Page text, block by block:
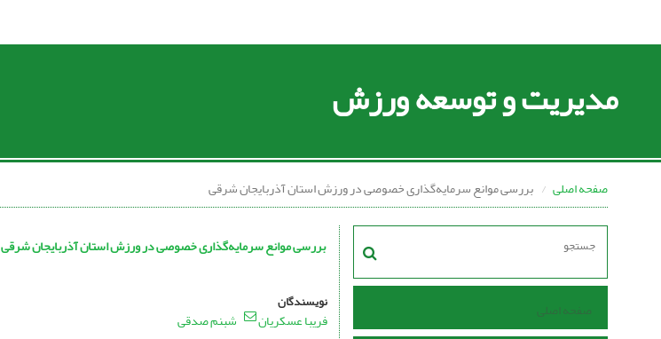
مدیریت و توسعه ورزش
صفحه اصلی بررسی موانع سرمایه‌گذاری خصوصی در ورزش استان آذربایجان شرقی
صفحه اصلی
بررسی موانع سرمایه‌گذاری خصوصی در ورزش استان آذربایجان شرقی
نویسندگان
فریبا عسکریان شبنم صدقی